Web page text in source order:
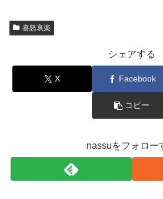
喜怒哀楽
シェアする
X Facebook
コピー
nassuをフォロー